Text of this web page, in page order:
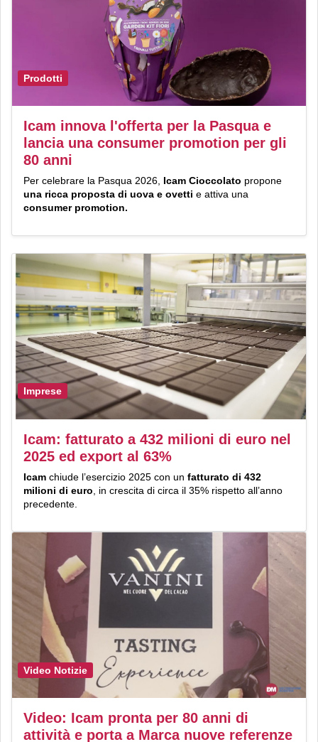
Prodotti
Icam innova l'offerta per la Pasqua e
lancia una consumer promotion per gli
80 anni
Per celebrare la Pasqua 2026, Icam Cioccolato propone
una ricca proposta di uova e ovetti e attiva una
consumer promotion.
Imprese
Icam: fatturato a 432 milioni di euro nel
2025 ed export al 63%
Icam chiude l’esercizio 2025 con un fatturato di 432
milioni di euro , in crescita di circa il 35% rispetto all’anno
precedente.
Video Notizie
Video: Icam pronta per 80 anni di
attività e porta a Marca nuove referenze